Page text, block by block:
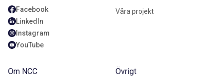
Facebook
LinkedIn
Instagram
YouTube
Våra projekt
Om NCC Övrigt